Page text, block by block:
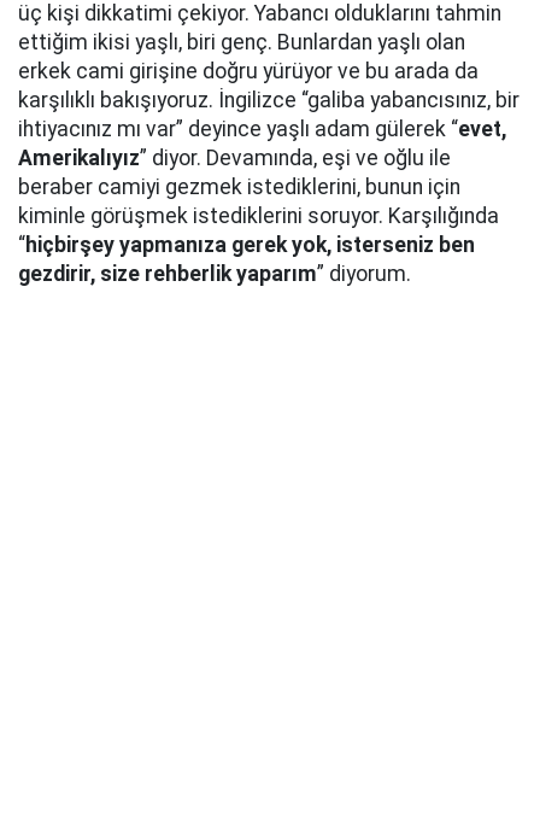
üç kişi dikkatimi çekiyor. Yabancı olduklarını tahmin
ettiğim ikisi yaşlı, biri genç. Bunlardan yaşlı olan
erkek cami girişine doğru yürüyor ve bu arada da
karşılıklı bakışıyoruz. İngilizce “galiba yabancısınız, bir
ihtiyacınız mı var” deyince yaşlı adam gülerek “evet,
Amerikalıyız” diyor. Devamında, eşi ve oğlu ile
beraber camiyi gezmek istediklerini, bunun için
kiminle görüşmek istediklerini soruyor. Karşılığında
“hiçbirşey yapmanıza gerek yok, isterseniz ben
gezdirir, size rehberlik yaparım” diyorum.